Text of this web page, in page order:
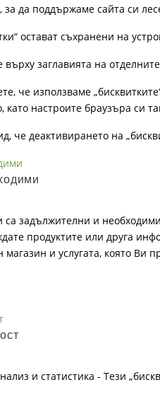
за да поддържаме сайта си
остават съхранени на
върху заглавията на
че използваме
като настроите браузъра си
че деактивирането на
са задължителни и
продуктите или друга
и услугата, която Ви
и статистика - Тези